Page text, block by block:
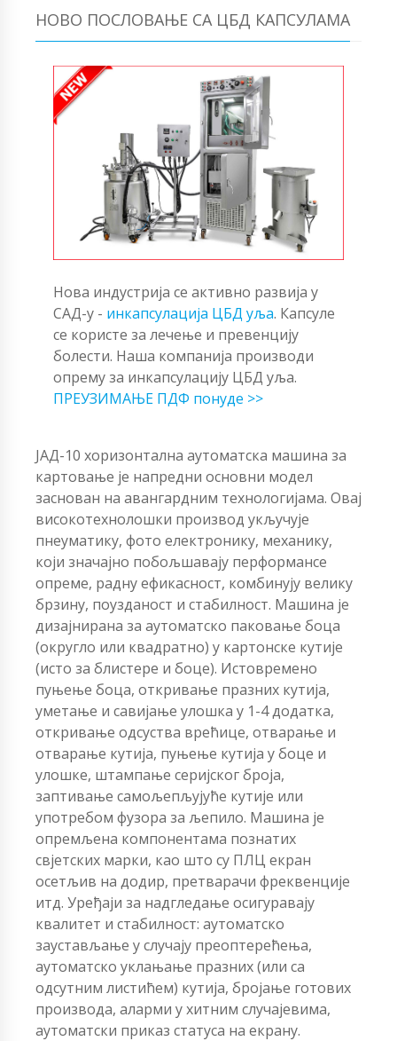
НОВО ПОСЛОВАЊЕ СА ЦБД КАПСУЛАМА
Нова индустрија се активно развија у
САД-у - инкапсулација ЦБД уља. Капсуле
се користе за лечење и превенцију
болести. Наша компанија производи
опрему за инкапсулацију ЦБД уља.
ПРЕУЗИМАЊЕ ПДФ понуде >>
ЈАД-10 хоризонтална аутоматска машина за
картовање је напредни основни модел
заснован на авангардним технологијама. Овај
високотехнолошки производ укључује
пнеуматику, фото електронику, механику,
који значајно побољшавају перформансе
опреме, радну ефикасност, комбинују велику
брзину, поузданост и стабилност. Машина је
дизајнирана за аутоматско паковање боца
(округло или квадратно) у картонске кутије
(исто за блистере и боце). Истовремено
пуњење боца, откривање празних кутија,
уметање и савијање улошка у 1-4 додатка,
откривање одсуства врећице, отварање и
отварање кутија, пуњење кутија у боце и
улошке, штампање серијског броја,
заптивање самољепљујуће кутије или
употребом фузора за љепило. Машина је
опремљена компонентама познатих
свјетских марки, као што су ПЛЦ екран
осетљив на додир, претварачи фреквенције
итд. Уређаји за надгледање осигуравају
квалитет и стабилност: аутоматско
заустављање у случају преоптерећења,
аутоматско уклањање празних (или са
одсутним листићем) кутија, бројање готових
производа, аларми у хитним случајевима,
аутоматски приказ статуса на екрану.